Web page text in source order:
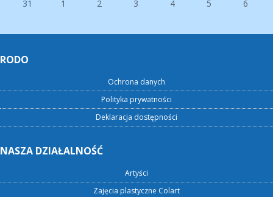
31
1 2 3 4 5 6
RODO
Ochrona danych
Polityka prywatności
Deklaracja dostępności
NASZA DZIAŁALNOŚĆ
Artyści
Zajęcia plastyczne Colart